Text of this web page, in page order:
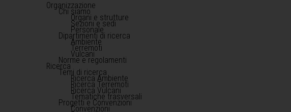
Organizzazione
Chi siamo
Organi e strutture
Sezioni e sedi
Personale
Dipartimenti di ricerca
Ambiente
Terremoti
Vulcani
Norme e regolamenti
Ricerca
Temi di ricerca
Ricerca Ambiente
Ricerca Terremoti
Ricerca Vulcani
Tematiche trasversali
Progetti e Convenzioni
Convenzioni